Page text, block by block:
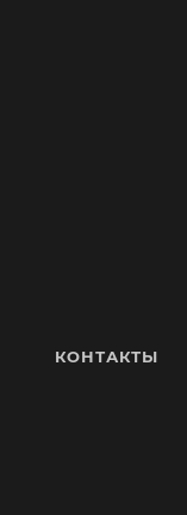
КОНТАКТЫ